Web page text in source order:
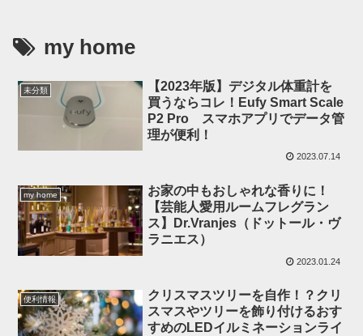
my home
未分類
【2023年版】デジタル体重計を
買うならコレ！Eufy Smart Scale
P2 Pro スマホアプリでデータ管
理が便利！
2023.07.14
my home
お家の中もおしゃれな香りに！
【芸能人愛用ルームフレグラン
ス】Dr.Vranjes（ドットール・ヴ
ラニエス）
2023.01.24
便利情報
クリスマスツリーを自作！？クリ
スマスやツリーを飾り付けるおす
すめのLEDイルミネーションライ